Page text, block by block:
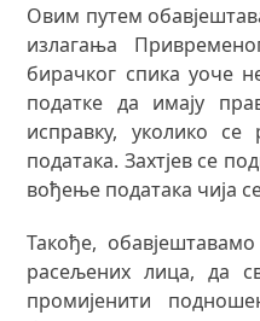
Овим путем
излагања
бирачког спика уоче
податке да имају
исправку, уколико
података. Захтјев се
вођење података чија
Такође,
расељених лица, да
промијенити